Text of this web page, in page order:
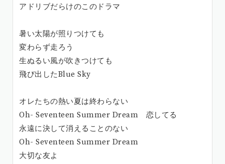
アドリブだらけのこのドラマ
暑い太陽が照りつけても
変わらず走ろう
生ぬるい風が吹きつけても
飛び出したBlue Sky
オレたちの熱い夏は終わらない
Oh- Seventeen Summer Dream 恋してる
永遠に決して消えることのない
Oh- Seventeen Summer Dream
大切な友よ